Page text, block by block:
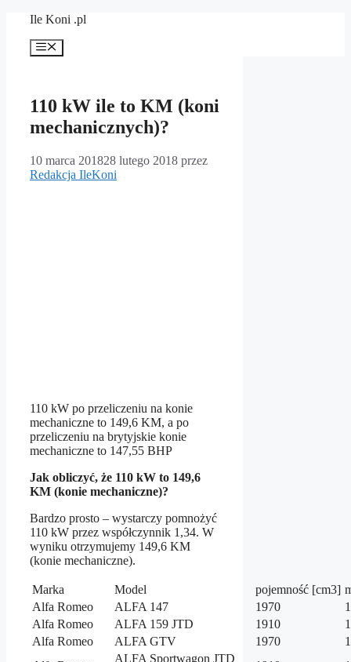
PrzejdźIle Koni .pl
Menu
110 kW ile to KM (koni
mechanicznych)?
10 marca 201828 lutego 2018 przez
Redakcja IleKoni
110 kW po przeliczeniu na konie
mechaniczne to 149,6 KM, a po
przeliczeniu na brytyjskie konie
mechaniczne to 147,55 BHP
Jak obliczyć, że 110 kW to 149,6
KM (konie mechaniczne)?
Bardzo prosto – wystarczy pomnożyć
110 kW przez współczynnik 1,34. W
wyniku otrzymujemy 149,6 KM
(konie mechaniczne).
Marka Model pojemność [cm3]
Alfa Romeo
ALFA 147 1970
Alfa Romeo
ALFA 159 JTD 1910
Alfa Romeo
ALFA GTV 1970
ALFA Sportwagon JTD